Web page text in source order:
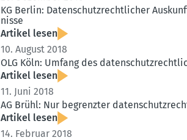
KG Berlin: Daten­schutz­recht­licher
nisse
Artikel lesen
10. August 2018
OLG Köln: Umfang des
Artikel lesen
11. Juni 2018
AG Brühl: Nur begrenzter
Artikel lesen
14. Februar 2018